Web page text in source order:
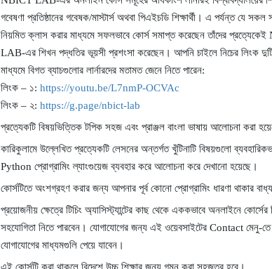
গবেষণা প্রতিষ্ঠানের গবেষক/মাস্টার্স অথবা পিএইচডি শিক্ষার্থী। এ পর্যন্ত যে সকল
নিয়মিত ক্লাস করার মাধ্যমে সফলভাবে কোর্স সমাপ্ত করেছেন তাঁদের
LAB-এর শিখন পদ্ধতির ভূয়সী প্রশংসা করেছেন। আপনি চাইলে নিচের লিংক দুটি
মাধ্যমে বিগত ব্যাচগুলোর লার্নারদের মতামত জেনে নিতে পারেন:
লিংক – ১: https://youtu.be/L7nmP-OCVAc
লিংক – ২: https://g.page/nbict-lab
প্রত্যেকটি বিষয়ভিত্তিক টপিক সহজ এবং প্রাঞ্জল বাংলা ভাষায় আলোচনা করা
কারিকুলামে উল্লেখিত প্রত্যেকটি লেসনের অন্তর্গত খুঁটিনাটি বিষয়গুলো
Python প্রোগ্রামিং ল্যাংগুয়েজ ব্যবহার করে আলোচনা করে দেখানো হয়েছে।
কোর্সটিতে অংশগ্রহণ করার জন্য আপনার পূর্ব কোনো প্রোগ্রামিং ধারণা থাকার
প্রয়োজনীয় ক্ষেত্রে টিচিং অ্যাসিস্ট্যান্টের কাছ থেকে এককভাবে অনলাইনে
সহযোগিতা নিতে পারবেন। যোগাযোগের জন্য এই ওয়েবসাইটের Contact মেনু-তে
যোগাযোগের মাধ্যমগুলি পেয়ে যাবেন।